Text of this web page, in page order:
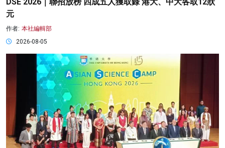
元
作者: 本社編輯部
2026-08-05